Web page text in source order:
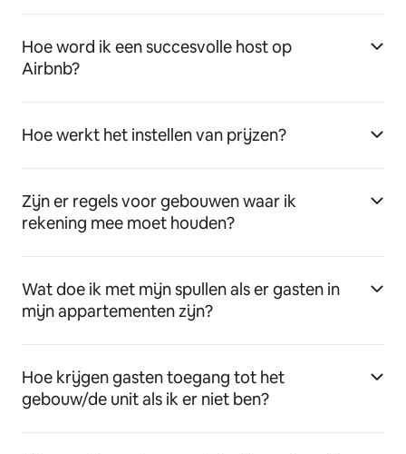
Hoe word ik een succesvolle host op
Airbnb?
Hoe werkt het instellen van prijzen?
Zijn er regels voor gebouwen waar ik
rekening mee moet houden?
Wat doe ik met mijn spullen als er gasten in
mijn appartementen zijn?
Hoe krijgen gasten toegang tot het
gebouw/de unit als ik er niet ben?